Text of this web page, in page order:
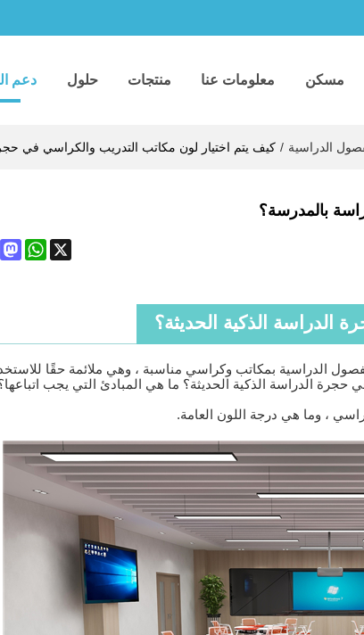
مسكن معلومات عنا منتجات حلول دعم
الدراسية / كيف يتم اختيار لون مكاتب التدريب والكراسي في
بالمدرسة؟
X
الذكية الحديثة؟
الدراسية بمكاتب وكراسي مناسبة ، وهي ملائمة حقًا
الدراسة الذكية الحديثة؟ ما هي المبادئ التي يجب
، وما هي درجة اللون العامة.